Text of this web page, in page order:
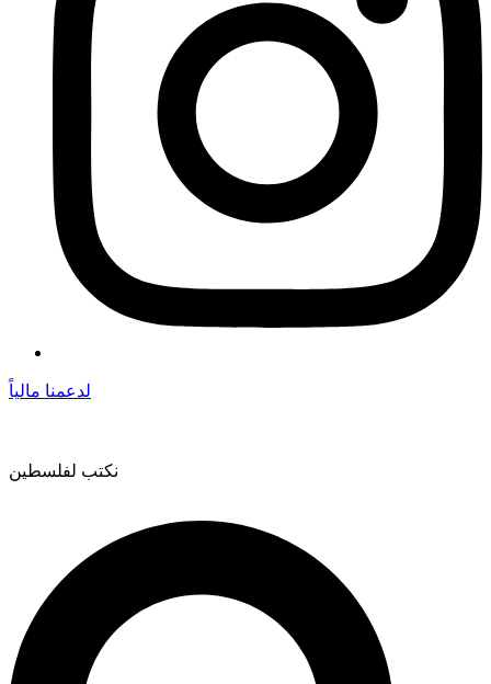
لدعمنا مالياً
نكتب لفلسطين